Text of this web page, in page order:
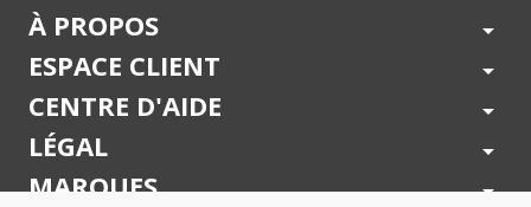
À PROPOS arrow_drop_down
ESPACE CLIENT arrow_drop_down
CENTRE D'AIDE arrow_drop_down
LÉGAL arrow_drop_down
MARQUES arrow_drop_down